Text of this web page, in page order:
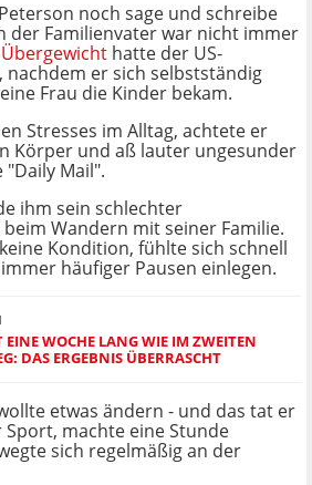
noch sage und schreibe
der Familienvater war nicht immer
Übergewicht hatte der US-
nachdem er sich selbstständig
Frau die Kinder bekam.
Stresses im Alltag, achtete er
Körper und aß lauter ungesunder
Mail".
ihm sein schlechter
Wandern mit seiner Familie.
Kondition, fühlte sich schnell
häufiger Pausen einlegen.
EINE WOCHE LANG WIE IM ZWEITEN
DAS ERGEBNIS ÜBERRASCHT
etwas ändern - und das tat er
machte eine Stunde
sich regelmäßig an der